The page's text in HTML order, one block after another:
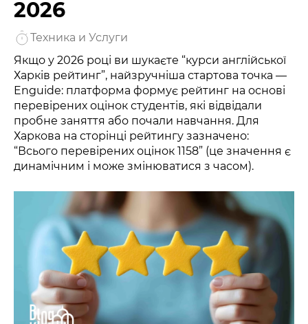
2026
Техника и Услуги
Якщо у 2026 році ви шукаєте “курси англійської
Харків рейтинг”, найзручніша стартова точка —
Enguide: платформа формує рейтинг на основі
перевірених оцінок студентів, які відвідали
пробне заняття або почали навчання. Для
Харкова на сторінці рейтингу зазначено:
“Всього перевірених оцінок 1158” (це значення є
динамічним і може змінюватися з часом).